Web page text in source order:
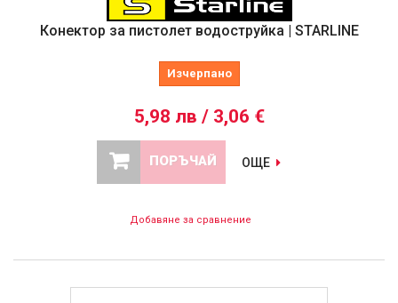
Конектор за пистолет водоструйка | STARLINE
Изчерпано
5,98 лв / 3,06 €
ПОРЪЧАЙ ОЩЕ
Добавяне за сравнение